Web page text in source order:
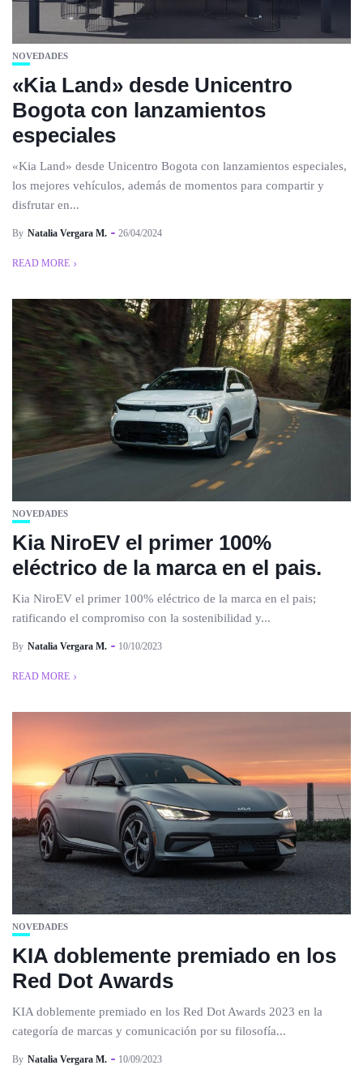
NOVEDADES
«Kia Land» desde Unicentro
Bogota con lanzamientos
especiales
«Kia Land» desde Unicentro Bogota con lanzamientos especiales,
los mejores vehículos, además de momentos para compartir y
disfrutar en...
By Natalia Vergara M. 26/04/2024
READ MORE
NOVEDADES
Kia NiroEV el primer 100%
eléctrico de la marca en el pais.
Kia NiroEV el primer 100% eléctrico de la marca en el pais;
ratificando el compromiso con la sostenibilidad y...
By Natalia Vergara M. 10/10/2023
READ MORE
NOVEDADES
KIA doblemente premiado en los
Red Dot Awards
KIA doblemente premiado en los Red Dot Awards 2023 en la
categoría de marcas y comunicación por su filosofía...
By Natalia Vergara M. 10/09/2023